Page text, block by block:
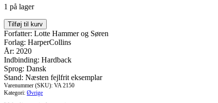
1 på lager
Vejen
til
Warszawa
antal
Tilføj til kurv
Forfatter: Lotte Hammer og Søren
Forlag: HarperCollins
År: 2020
Indbinding: Hardback
Sprog: Dansk
Stand: Næsten fejlfrit eksemplar
Varenummer (SKU): VA 2150
Kategori: Øvrige